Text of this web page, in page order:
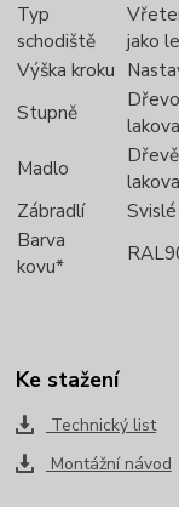
Typ
schodiště
jako
Výška kroku
Stupně
Madlo
Zábradlí
Barva
kovu*
Ke stažení
Technický list
Montážní návod